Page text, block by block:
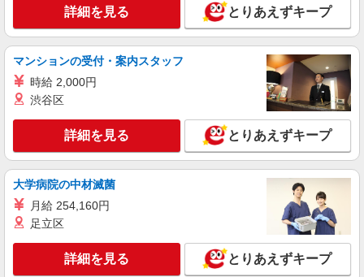
詳細を見る とりあえずキープ
マンションの受付・案内スタッフ
時給 2,000円
渋谷区
詳細を見る とりあえずキープ
大学病院の中材滅菌
月給 254,160円
足立区
詳細を見る とりあえずキープ